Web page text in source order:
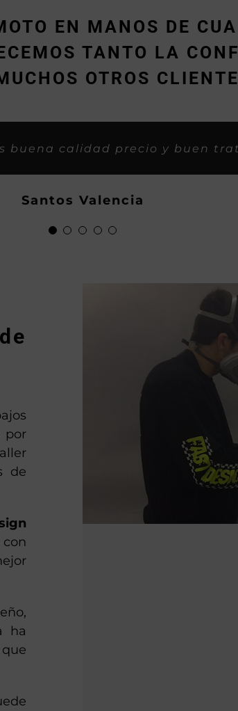
EN MANOS DE
TANTO LA
OTROS
buena calidad precio y buen
Santos Valencia
si fueramos familia, asi
y con iniciativa buena
Locomotoros
rápidos y buen trabajo.»
Hector
y rapidos,
Demetrio P.
por
de
ha